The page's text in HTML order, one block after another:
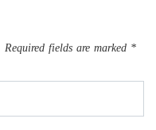
Required fields are marked *